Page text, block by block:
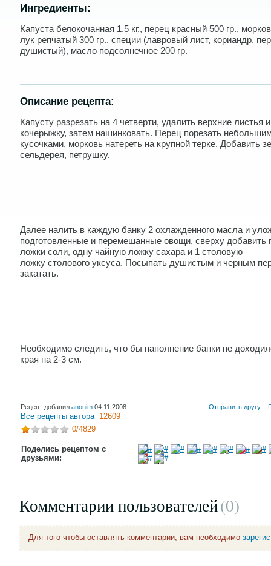
Ингредиенты:
Капуста белокочанная 1.5 кг., перец красный 500 гр.,
лук репчатый 300 гр., специи (лавровый лист, кориандр,
душистый), масло подсолнечное 200 гр.
Описание рецепта:
Капусту разрезать на 4 четверти, удалить верхние листья и
кочерыжку, затем нашинковать. Перец порезать
кусочками, морковь натереть на крупной терке. Добавить
сельдерея, петрушку.
Далее налить в каждую банку 2 охлажденного масла и
подготовленные и перемешанные овощи, сверху добавить
ложки соли, одну чайную ложку сахара и 1 столовую
ложку столового уксуса. Посыпать душистым и черным
закатать.
Необходимо следить, что бы наполнение банки не
края на 2-3 см.
Рецепт добавил anonim 04.11.2008 Отправить другу
Все рецепты автора 12609
0/4829
Поделись рецептом с
друзьями:
Комментарии пользователей(0)
Для того чтобы оставлять комментарии, вам необходимо